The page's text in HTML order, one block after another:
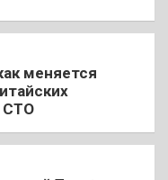
меняется
СТО